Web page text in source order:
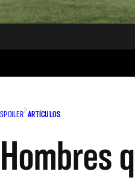
SPOILER ARTÍCULOS
Hombres